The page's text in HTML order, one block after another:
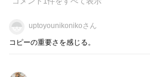
uptoyounikonikoさん
コピーの重要さを感じる。